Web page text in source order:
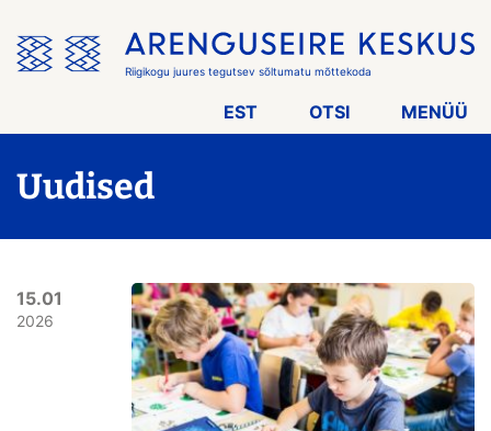
menüü
vahele
Riigikogu juures tegutsev sõltumatu mõttekoda
EST OTSI MENÜÜ
Uudised
15.01
2026